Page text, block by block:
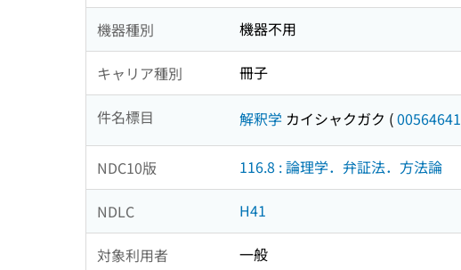
機器種別 機器不用
キャリア種別 冊子
件名標目 解釈学 カイシャクガク (00564641
NDC10版 116.8 : 論理学．弁証法．方法論
NDLC H41
対象利用者 一般